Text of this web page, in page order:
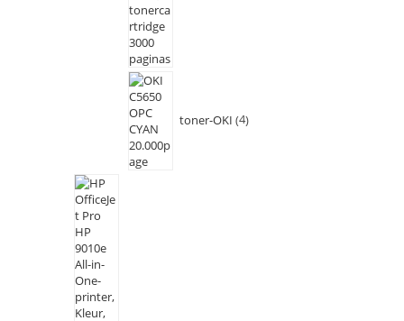
toner-OKI 4